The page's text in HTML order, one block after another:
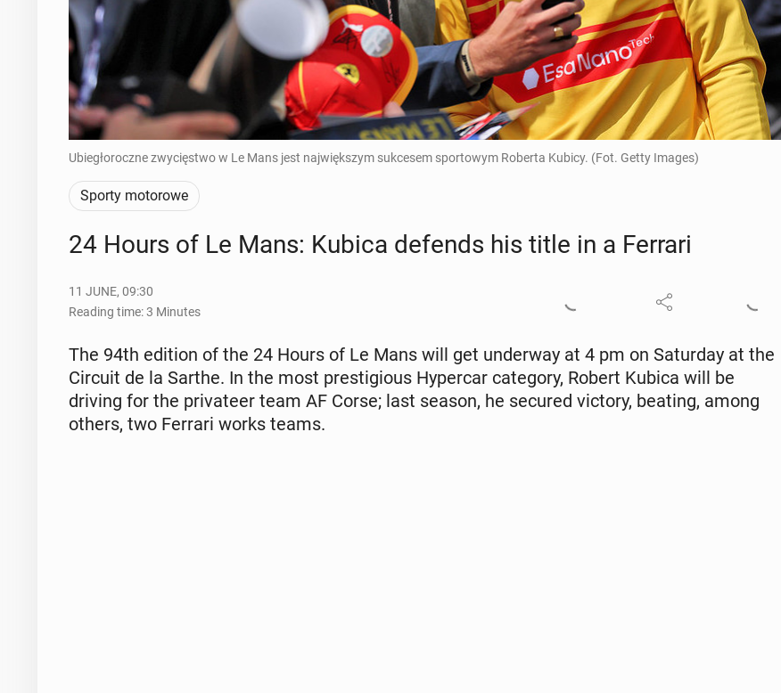
Ubiegłoroczne zwycięstwo w Le Mans jest największym sukcesem sportowym Roberta Kubicy. (Fot. Getty Images)
Sporty motorowe
24 Hours of Le Mans: Kubica defends his title in a Ferrari
11 JUNE, 09:30
Reading time: 3 Minutes
The 94th edition of the 24 Hours of Le Mans will get un­der­way at 4 pm on Sat­ur­day at the
Circuit de la Sarthe. In the most pres­ti­gious Hy­per­car cat­e­go­ry, Robert Kubica will be
driving for the pri­va­teer team AF Corse; last season, he secured victory, beating, among
others, two Ferrari works teams.